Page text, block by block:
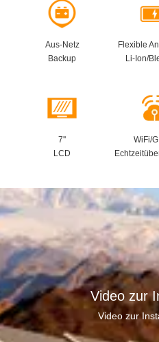
Aus-Netz
Backup
Flexible
Li-Ion/
7''
LCD
WiFi/
Video zur
Video zur